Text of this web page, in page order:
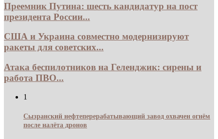
Преемник Путина: шесть кандидатур на пост
президента России...
США и Украина совместно модернизируют
ракеты для советских...
Атака беспилотников на Геленджик: сирены и
работа ПВО...
1
Сызранский нефтеперерабатывающий завод охвачен огнём
после налёта дронов